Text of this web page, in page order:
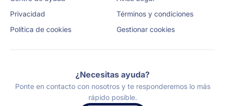
Privacidad
Términos y condiciones
Política de cookies
Gestionar cookies
¿Necesitas ayuda?
Ponte en contacto con nosotros y te responderemos lo más
rápido posible.